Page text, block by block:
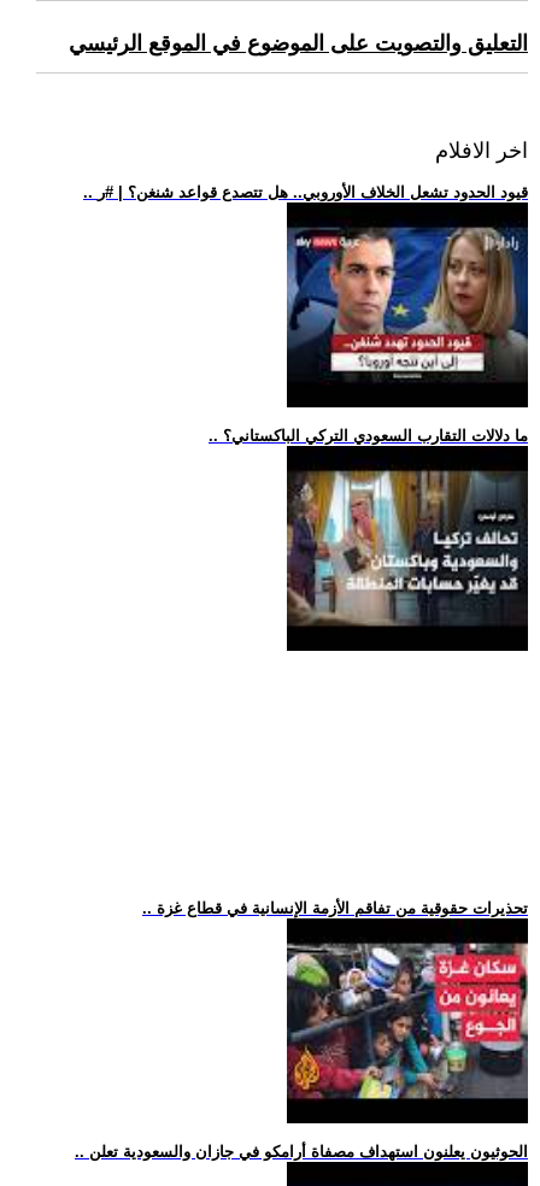
التعليق والتصويت على الموضوع في الموقع الرئيسي
اخر الافلام
.. قيود الحدود تشعل الخلاف الأوروبي.. هل تتصدع قواعد شنغن؟ | #ر
.. ما دلالات التقارب السعودي التركي الباكستاني؟
.. تحذيرات حقوقية من تفاقم الأزمة الإنسانية في قطاع غزة
.. الحوثيون يعلنون استهداف مصفاة أرامكو في جازان والسعودية تعلن